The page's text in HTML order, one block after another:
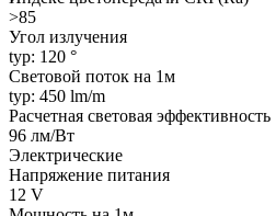
>85
Угол излучения
typ: 120 °
Световой поток на 1м
typ: 450 lm/m
Расчетная световая эффективность
96 лм/Вт
Электрические
Напряжение питания
12 V